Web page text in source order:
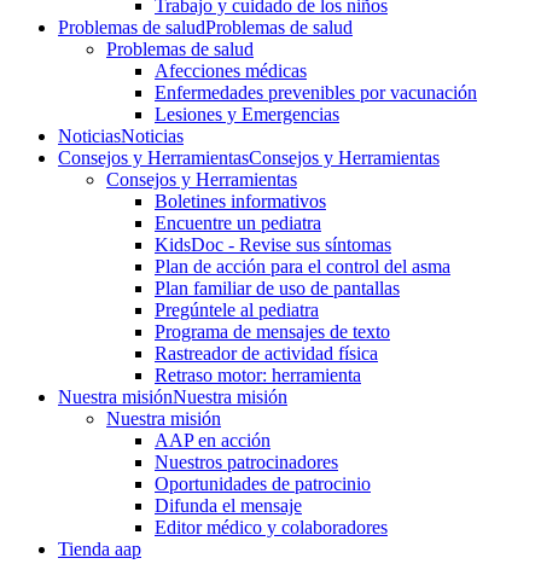
Trabajo y cuidado de los niños
Problemas de saludProblemas de salud
Problemas de salud
Afecciones médicas
Enfermedades prevenibles por vacunación
Lesiones y Emergencias
NoticiasNoticias
Consejos y HerramientasConsejos y Herramientas
Consejos y Herramientas
Boletines informativos
Encuentre un pediatra
KidsDoc - Revise sus síntomas
Plan de acción para el control del asma
Plan familiar de uso de pantallas
Pregúntele al pediatra
Programa de mensajes de texto
Rastre​​ador de activida​d física
Retraso motor: herramienta
Nuestra misiónNuestra misión
Nuestra misión
AAP en acción
Nuestros patrocinadores
Oportunidades de patrocinio
Difunda el mensaje
Editor médico y colaboradores
Tienda aap